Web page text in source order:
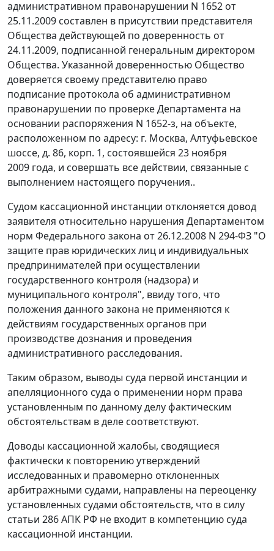
административном правонарушении N 1652 от
25.11.2009 составлен в присутствии представителя
Общества действующей по доверенность от
24.11.2009, подписанной генеральным директором
Общества. Указанной доверенностью Общество
доверяется своему представителю право
подписание протокола об административном
правонарушении по проверке Департамента на
основании распоряжения N 1652-з, на объекте,
расположенном по адресу: г. Москва, Алтуфьевское
шоссе, д. 86, корп. 1, состоявшейся 23 ноября
2009 года, и совершать все действии, связанные с
выполнением настоящего поручения..
Судом кассационной инстанции отклоняется довод
заявителя относительно нарушения Департаментом
норм Федерального закона от 26.12.2008 N 294-ФЗ "О
защите прав юридических лиц и индивидуальных
предпринимателей при осуществлении
государственного контроля (надзора) и
муниципального контроля", ввиду того, что
положения данного закона не применяются к
действиям государственных органов при
производстве дознания и проведения
административного расследования.
Таким образом, выводы суда первой инстанции и
апелляционного суда о применении норм права
установленным по данному делу фактическим
обстоятельствам в деле соответствуют.
Доводы кассационной жалобы, сводящиеся
фактически к повторению утверждений
исследованных и правомерно отклоненных
арбитражными судами, направлены на переоценку
установленных судами обстоятельств, что в силу
статьи 286АПК РФ не входит в компетенцию суда
кассационной инстанции.